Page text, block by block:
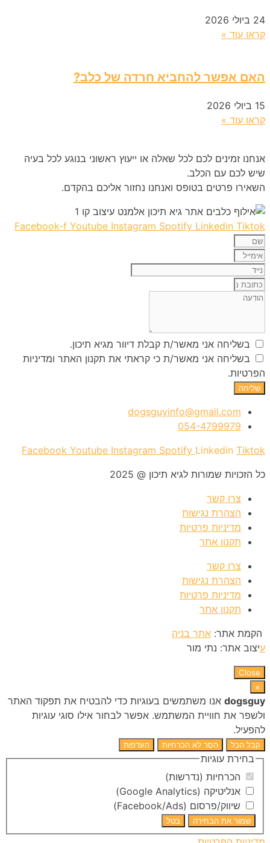
24 ביולי 2026
קראו עוד »
האם אפשר להחביא חרדה של כלב?
15 ביולי 2026
קראו עוד »
אנחנו זמינים לכם לכל שאלה או ייעוץ ראשוני בנוגע לכל בעיה
שיש לכם עם הכלב.
השאירו פרטים בטופס ואנחנו נחזור אליכם בהקדם.
Facebook-f Youtube Instagram Spotify Linkedin Tiktok
בשליחה אני מאשר/ת קבלת דיוור מגיא תיכון.
בשליחה אני מאשר/ת כי קראתי את תקנון האתר ומדיניות
הפרטיות.
שליחה
dogsguyinfo@gmail.com
054-4799979
Facebook Youtube Instagram Spotify Linkedin Tiktok
כל הזכויות שמורות לגיא תיכון @ 2025
צרו קשר
הצהרת נגישות
מדיניות פרטיות
תקנון אתר
צרו קשר
הצהרת נגישות
מדיניות פרטיות
תקנון אתר
הקמת אתר: אתר בניה
עיצוב אתר: נתי מור
Close
×
dogsguy אנו משתמשים בעוגיות כדי להבטיח את תפקוד האתר
ולשפר את חוויית המשתמש. אפשר לבחור אילו סוגי עוגיות
להפעיל.
קבל הכל הסר לא הכרחיות העדפות
בחירת עוגיות
הכרחיות (נדרשות)
אנליטיקה (Google Analytics)
שיווק/פרסום (Facebook/Ads)
שמור את הבחירה בטל